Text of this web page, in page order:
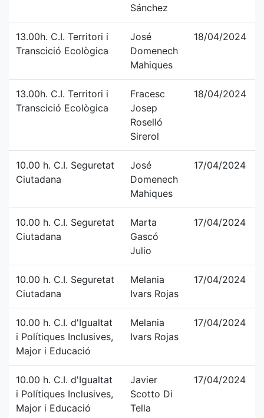
Sánchez
13.00h. C.I. Territori i
Transcició Ecològica
José
Domenech
Mahiques
18/04/2024
13.00h. C.I. Territori i
Transcició Ecològica
Fracesc
Josep
Roselló
Sirerol
18/04/2024
10.00 h. C.I. Seguretat
Ciutadana
José
Domenech
Mahiques
17/04/2024
10.00 h. C.I. Seguretat
Ciutadana
Marta
Gascó
Julio
17/04/2024
10.00 h. C.I. Seguretat
Ciutadana
Melania
Ivars Rojas
17/04/2024
10.00 h. C.I. d'Igualtat
i Polítiques Inclusives,
Major i Educació
Melania
Ivars Rojas
17/04/2024
10.00 h. C.I. d'Igualtat
i Polítiques Inclusives,
Major i Educació
Javier
Scotto Di
Tella
17/04/2024